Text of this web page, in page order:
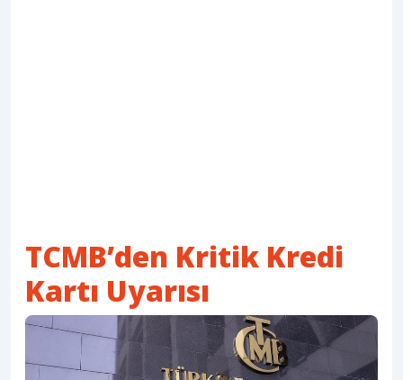
TCMB’den Kritik Kredi
Kartı Uyarısı